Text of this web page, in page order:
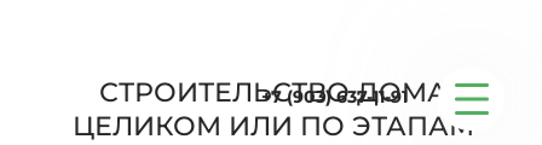
+7 (903) 637-11-91
СТРОИТЕЛЬСТВО ДОМА
ЦЕЛИКОМ ИЛИ ПО ЭТАПАМ